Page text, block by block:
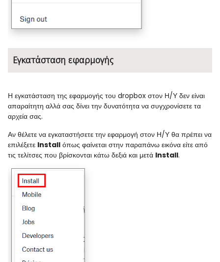
Εγκατάσταση εφαρμογής
Η εγκατάσταση της εφαρμογής του dropbox στον Η/Υ δεν είναι
απαραίτητη αλλά σας δίνει την δυνατότητα να συγχρονίσετε τα
αρχεία σας.
Αν θέλετε να εγκαταστήσετε την εφαρμογή στον Η/Υ θα πρέπει να
επιλέξετε Install όπως φαίνεται στην παραπάνω εικόνα είτε από
τις τελίτσες που βρίσκονται κάτω δεξιά και μετά Install.